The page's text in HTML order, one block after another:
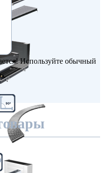
Используйте обычный